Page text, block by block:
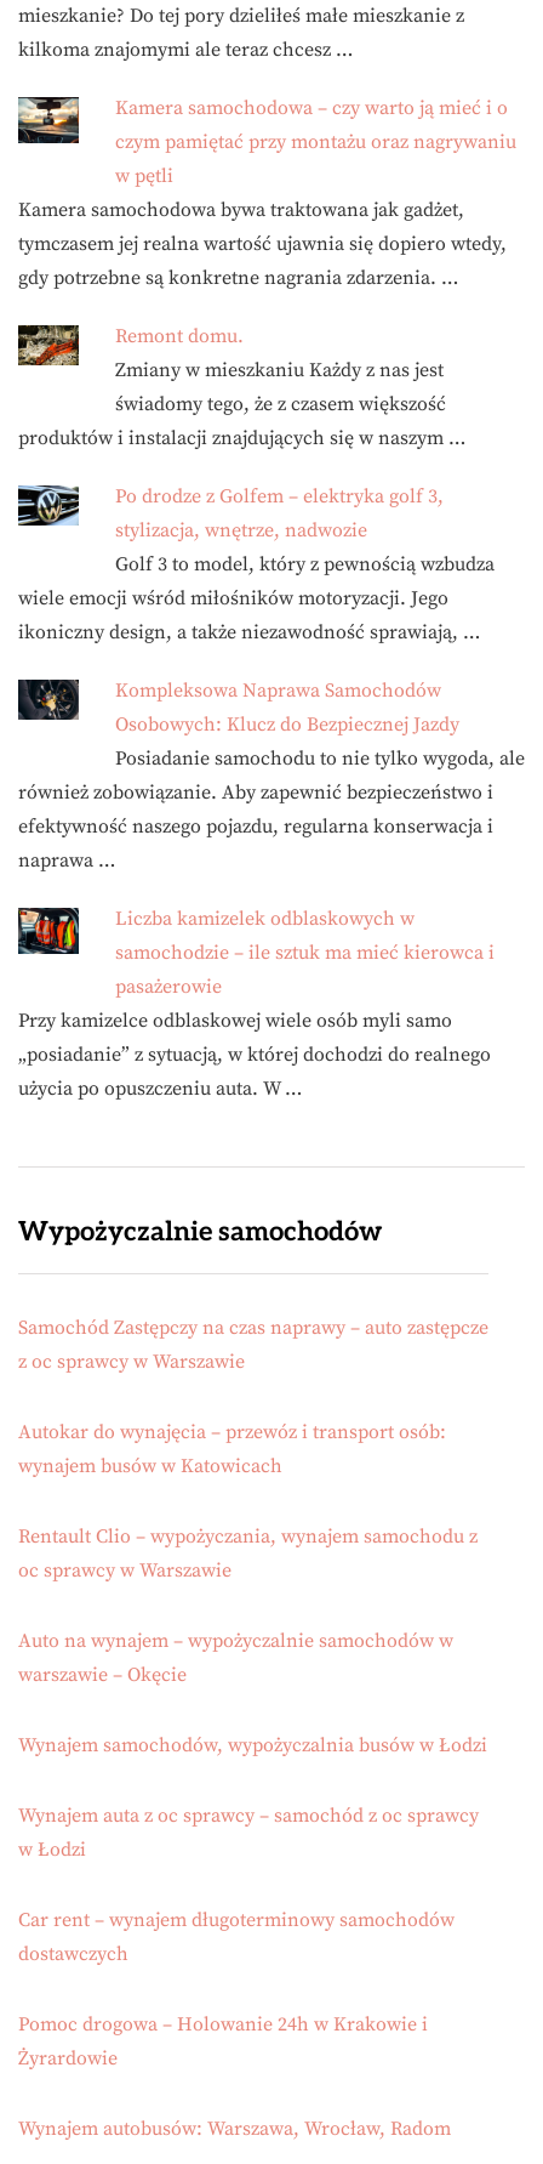
mieszkanie? Do tej pory dzieliłeś małe mieszkanie z
kilkoma znajomymi ale teraz chcesz …
Kamera samochodowa – czy warto ją mieć i o
czym pamiętać przy montażu oraz nagrywaniu
w pętli
Kamera samochodowa bywa traktowana jak gadżet,
tymczasem jej realna wartość ujawnia się dopiero wtedy,
gdy potrzebne są konkretne nagrania zdarzenia. …
Remont domu.
Zmiany w mieszkaniu Każdy z nas jest
świadomy tego, że z czasem większość
produktów i instalacji znajdujących się w naszym …
Po drodze z Golfem – elektryka golf 3,
stylizacja, wnętrze, nadwozie
Golf 3 to model, który z pewnością wzbudza
wiele emocji wśród miłośników motoryzacji. Jego
ikoniczny design, a także niezawodność sprawiają, …
Kompleksowa Naprawa Samochodów
Osobowych: Klucz do Bezpiecznej Jazdy
Posiadanie samochodu to nie tylko wygoda, ale
również zobowiązanie. Aby zapewnić bezpieczeństwo i
efektywność naszego pojazdu, regularna konserwacja i
naprawa …
Liczba kamizelek odblaskowych w
samochodzie – ile sztuk ma mieć kierowca i
pasażerowie
Przy kamizelce odblaskowej wiele osób myli samo
„posiadanie” z sytuacją, w której dochodzi do realnego
użycia po opuszczeniu auta. W …
Wypożyczalnie samochodów
Samochód Zastępczy na czas naprawy – auto zastępcze
z oc sprawcy w Warszawie
Autokar do wynajęcia – przewóz i transport osób:
wynajem busów w Katowicach
Rentault Clio – wypożyczania, wynajem samochodu z
oc sprawcy w Warszawie
Auto na wynajem – wypożyczalnie samochodów w
warszawie – Okęcie
Wynajem samochodów, wypożyczalnia busów w Łodzi
Wynajem auta z oc sprawcy – samochód z oc sprawcy
w Łodzi
Car rent – wynajem długoterminowy samochodów
dostawczych
Pomoc drogowa – Holowanie 24h w Krakowie i
Żyrardowie
Wynajem autobusów: Warszawa, Wrocław, Radom